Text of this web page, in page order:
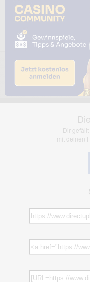
Das dargestellte Bild
übernimmt keinerlei
jedoch bei
Dir
mit deinen